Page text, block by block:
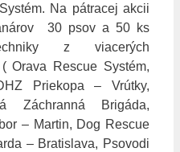
Na pátracej akcii
30 psov a 50 ks
z viacerých
Orava Rescue Systém,
Priekopa – Vrútky,
Záchranná Brigáda,
– Martin, Dog Rescue
– Bratislava, Psovodi